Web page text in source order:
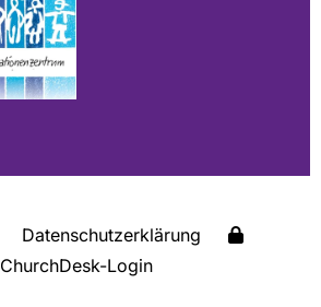
Datenschutzerklärung
ChurchDesk-Login